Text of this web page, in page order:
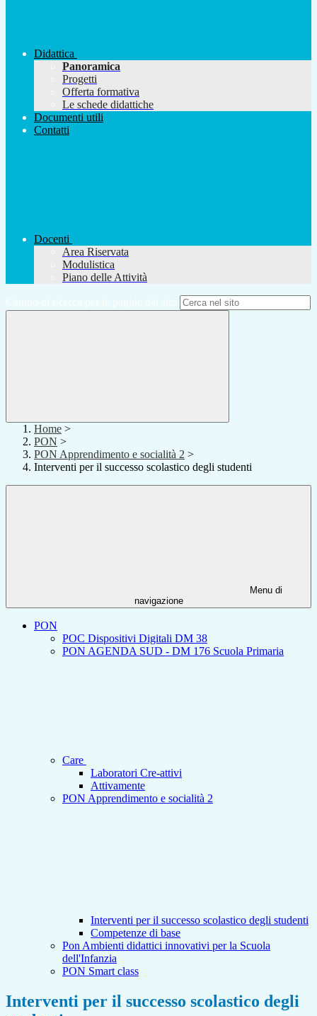
Didattica
Panoramica
Progetti
Offerta formativa
Le schede didattiche
Documenti utili
Contatti
Docenti
Area Riservata
Modulistica
Piano delle Attività
Home >
PON >
PON Apprendimento e socialità 2 >
Interventi per il successo scolastico degli studenti
Menu di
navigazione
PON
POC Dispositivi Digitali DM 38
PON AGENDA SUD - DM 176 Scuola Primaria
Care
Laboratori Cre-attivi
Attivamente
PON Apprendimento e socialità 2
Interventi per il successo scolastico degli studenti
Competenze di base
Pon Ambienti didattici innovativi per la Scuola
dell'Infanzia
PON Smart class
Interventi per il successo scolastico degli